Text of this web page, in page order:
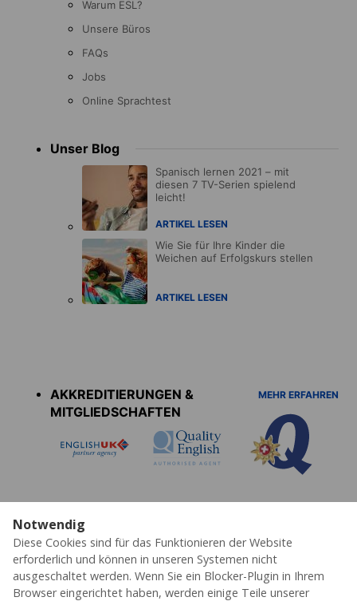
Notwendig
Diese Cookies sind für das Funktionieren der Website
erforderlich und können in unseren Systemen nicht
ausgeschaltet werden. Wenn Sie ein Blocker-Plugin in Ihrem
Browser eingerichtet haben, werden einige Teile unserer
Warum ESL?
Unsere Büros
FAQs
Jobs
Online Sprachtest
Unser Blog
Spanisch lernen 2021 – mit
diesen 7 TV-Serien spielend
leicht!
ARTIKEL LESEN
Wie Sie für Ihre Kinder die
Weichen auf Erfolgskurs stellen
ARTIKEL LESEN
AKKREDITIERUNGEN &
MITGLIEDSCHAFTEN
MEHR ERFAHREN
Datenschutz Cookies AGB's
Impressum
Erklärung zur Barrierefreiheit
© 2026 ESL – Alle Rechte vorbehalten